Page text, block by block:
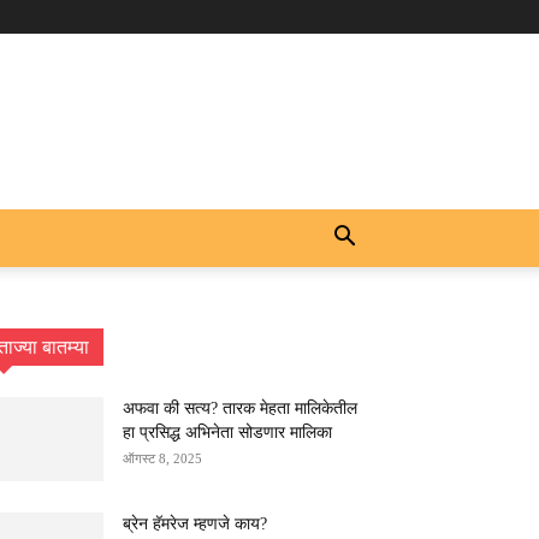
बातम्या
अफवा की सत्य? तारक मेहता मालिकेतील
हा प्रसिद्ध अभिनेता सोडणार मालिका
ऑगस्ट 8, 2025
ब्रेन हॅमरेज म्हणजे काय?